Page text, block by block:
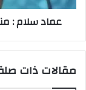
بحماية
قدميكعماد سلام :
مقالات ذات